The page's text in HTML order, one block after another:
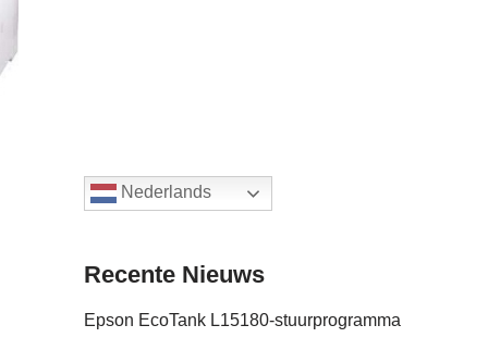
Nederlands
Recente Nieuws
Epson EcoTank L15180-stuurprogramma